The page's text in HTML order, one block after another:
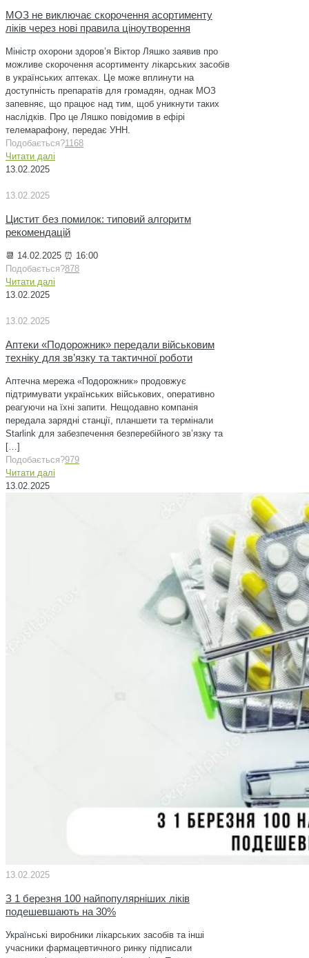
МОЗ не виключає скорочення асортименту
ліків через нові правила ціноутворення
Міністр охорони здоров’я Віктор Ляшко заявив про
можливе скорочення асортименту лікарських засобів
в українських аптеках. Це може вплинути на
доступність препаратів для громадян, однак МОЗ
запевняє, що працює над тим, щоб уникнути таких
наслідків. Про це Ляшко повідомив в ефірі
телемарафону, передає УНН.
Подобається?1168
Читати далі
13.02.2025
13.02.2025
Цистит без помилок: типовий алгоритм
рекомендацій
📆 14.02.2025 ⏰ 16:00
Подобається?878
Читати далі
13.02.2025
13.02.2025
Аптеки «Подорожник» передали військовим
техніку для зв’язку та тактичної роботи
Аптечна мережа «Подорожник» продовжує
підтримувати українських військових, оперативно
реагуючи на їхні запити. Нещодавно компанія
передала зарядні станції, планшети та термінали
Starlink для забезпечення безперебійного зв’язку та
[…]
Подобається?979
Читати далі
13.02.2025
13.02.2025
З 1 березня 100 найпопулярніших ліків
подешевшають на 30%
Українські виробники лікарських засобів та інші
учасники фармацевтичного ринку підписали